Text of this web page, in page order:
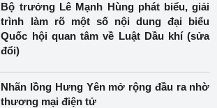
Bộ trưởng Lê Mạnh Hùng phát biểu, giải
trình làm rõ một số nội dung đại biểu
Quốc hội quan tâm về Luật Dầu khí (sửa
đổi)
Nhãn lồng Hưng Yên mở rộng đầu ra nhờ
thương mại điện tử